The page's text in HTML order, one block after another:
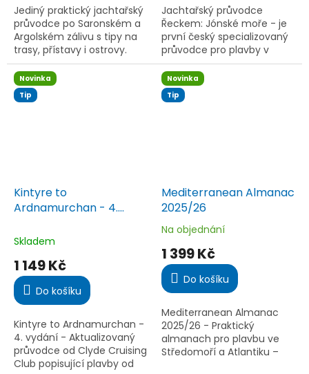
5
hvězdiček.
Jediný praktický jachtařský
průvodce po Saronském a
Argolském zálivu s tipy na
trasy, přístavy i ostrovy.
Ideální pro plavby z Athén i
první Kyklady.
5
hvězdiček.
Jachtařský průvodce
Řeckem: Jónské moře - je
první český specializovaný
průvodce pro plavby v
Jónském moři. Nabízí přes
50 detailních map, více než
100 barevných fotografií a...
Novinka
Tip
Kintyre to
Ardnamurchan - 4.
Skladem
1 149 Kč
Do košíku
Kintyre to Ardnamurchan -
4. vydání - Aktualizovaný
průvodce od Clyde Cruising
Club popisující plavby od
Novinka
Tip
Mediterranean Almanac
2025/26
Průměrné
hodnocení
produktu
je
5,0
5
hvězdiček.
Na objednání
1 399 Kč
Do košíku
Mediterranean Almanac
2025/26 - Praktický
almanach pro plavbu ve
Středomoří a Atlantiku –